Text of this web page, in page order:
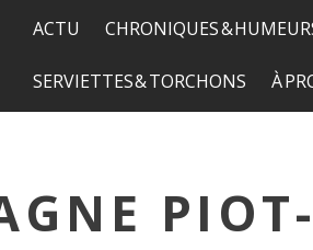
ACTU CHRONIQUES &
SERVIETTES & TORCHONS À